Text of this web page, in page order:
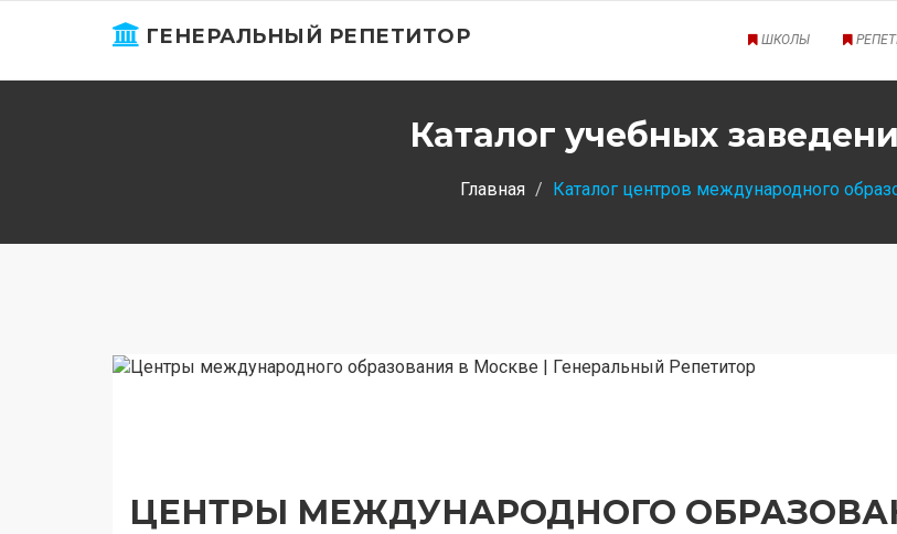
ГЕНЕРАЛЬНЫЙ РЕПЕТИТОР ШКОЛЫ
Каталог учебных
Главная Каталог центров международного
ЦЕНТРЫ МЕЖДУНАРОДНОГО